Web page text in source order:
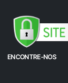
ENCONTRE-NOS